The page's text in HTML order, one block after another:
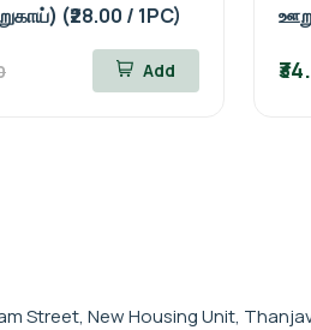
(₹28.00 / 1PC)
Add
Street, New Housing Unit,